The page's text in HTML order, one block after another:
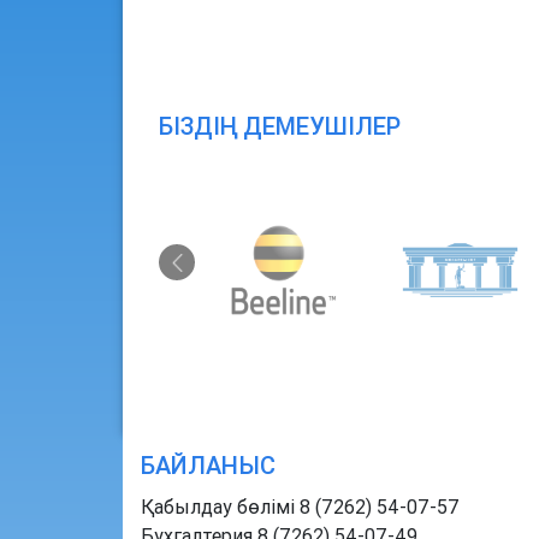
БІЗДІҢ ДЕМЕУШІЛЕР
БАЙЛАНЫС
Қабылдау бөлімі 8 (7262) 54-07-57